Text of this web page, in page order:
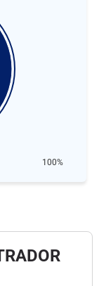
100%